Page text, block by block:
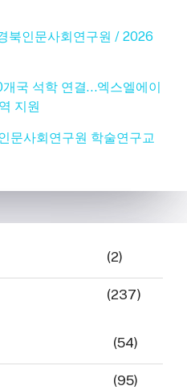
북인문사회연구원 / 2026
국 석학 연결…엑스엘에이
지원
문사회연구원 학술연구교
(2)
(237)
(54)
(95)